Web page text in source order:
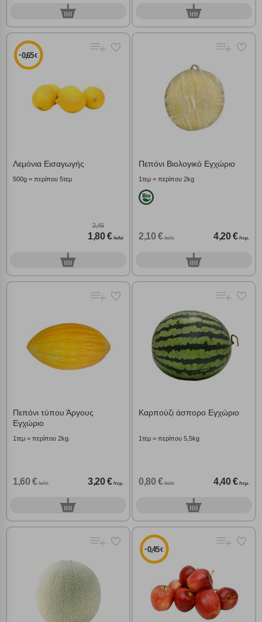
0γρ. 0τεμ.
-0,65€
Λεμόνια Εισαγωγής
500g = περίπου 5τεμ
2,45
1,80 € /κιλό
0γρ.
Πεπόνι Βιολογικό Εγχώριο
1τεμ = περίπου 2kg
2,10 € /κιλό 4,20 € /τεμ.
0τεμ.
Πεπόνι τύπου Άργους
Εγχώριο
1τεμ = περίπου 2kg
1,60 € /κιλό 3,20 € /τεμ.
0τεμ.
Καρπούζι άσπορο Εγχώριο
1τεμ = περίπου 5,5kg
0,80 € /κιλό 4,40 € /τεμ.
0τεμ.
-0,45€
Πολλαπλή αναζήτηση
Χρησιμοποιήστε τη για πιο γρήγορη αναζήτηση
προϊόντων.
Γράψτε τα προϊόντα που επιθυμείτε, με κόμμα ανάμεσά
τους, και κάντε κλικ στο κουμπί "Αναζήτηση". Θα
εμφανιστούν αποτελέσματα από όλες τις Κατηγορίες και
για κάθε προϊόν.
Ρυθμίσεις Cookies